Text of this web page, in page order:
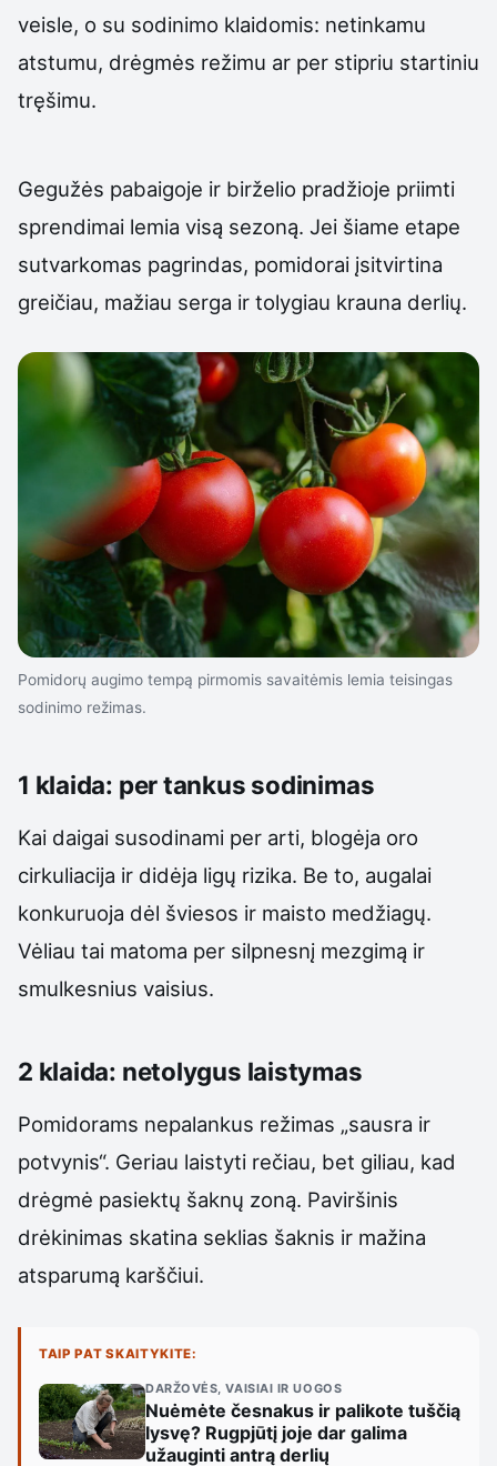
veisle, o su sodinimo klaidomis: netinkamu
atstumu, drėgmės režimu ar per stipriu startiniu
tręšimu.
Gegužės pabaigoje ir birželio pradžioje priimti
sprendimai lemia visą sezoną. Jei šiame etape
sutvarkomas pagrindas, pomidorai įsitvirtina
greičiau, mažiau serga ir tolygiau krauna derlių.
Pomidorų augimo tempą pirmomis savaitėmis lemia teisingas
sodinimo režimas.
1 klaida: per tankus sodinimas
Kai daigai susodinami per arti, blogėja oro
cirkuliacija ir didėja ligų rizika. Be to, augalai
konkuruoja dėl šviesos ir maisto medžiagų.
Vėliau tai matoma per silpnesnį mezgimą ir
smulkesnius vaisius.
2 klaida: netolygus laistymas
Pomidorams nepalankus režimas „sausra ir
potvynis“. Geriau laistyti rečiau, bet giliau, kad
drėgmė pasiektų šaknų zoną. Paviršinis
drėkinimas skatina seklias šaknis ir mažina
atsparumą karščiui.
TAIP PAT SKAITYKITE:
DARŽOVĖS, VAISIAI IR UOGOS
Nuėmėte česnakus ir palikote tuščią
lysvę? Rugpjūtį joje dar galima
užauginti antrą derlių